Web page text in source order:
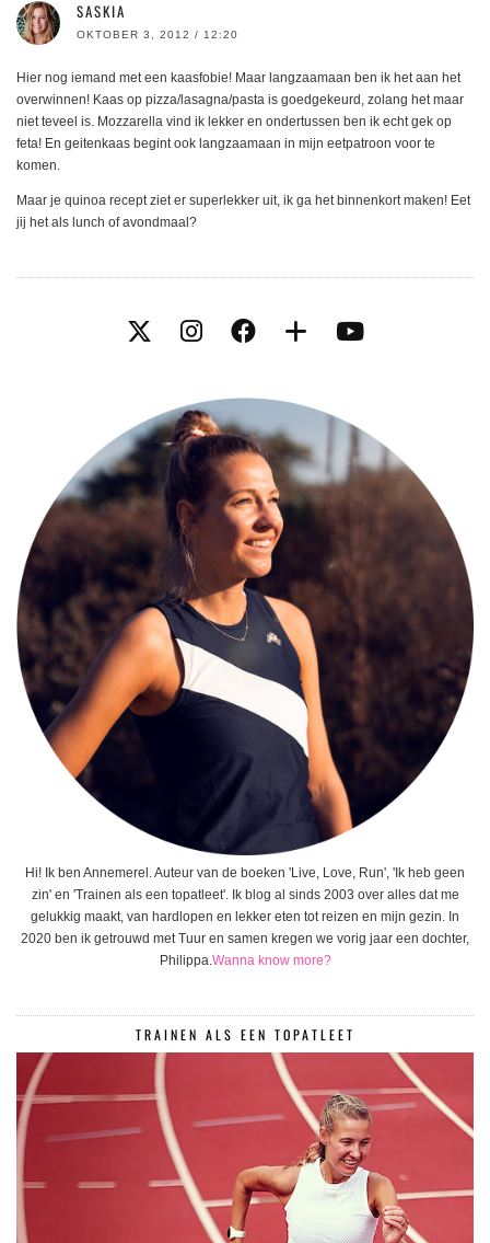
SASKIA
OKTOBER 3, 2012 / 12:20
Hier nog iemand met een kaasfobie! Maar langzaamaan ben ik het aan het
overwinnen! Kaas op pizza/lasagna/pasta is goedgekeurd, zolang het maar
niet teveel is. Mozzarella vind ik lekker en ondertussen ben ik echt gek op
feta! En geitenkaas begint ook langzaamaan in mijn eetpatroon voor te
komen.
Maar je quinoa recept ziet er superlekker uit, ik ga het binnenkort maken! Eet
jij het als lunch of avondmaal?
Hi! Ik ben Annemerel. Auteur van de boeken 'Live, Love, Run', 'Ik heb geen
zin' en 'Trainen als een topatleet'. Ik blog al sinds 2003 over alles dat me
gelukkig maakt, van hardlopen en lekker eten tot reizen en mijn gezin. In
2020 ben ik getrouwd met Tuur en samen kregen we vorig jaar een dochter,
Philippa.Wanna know more?
TRAINEN ALS EEN TOPATLEET